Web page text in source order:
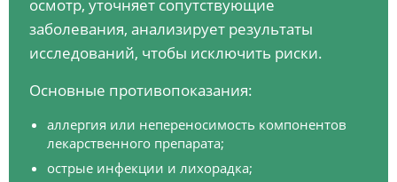
осмотр, уточняет сопутствующие
заболевания, анализирует результаты
исследований, чтобы исключить риски.
Основные противопоказания:
аллергия или непереносимость компонентов
лекарственного препарата;
острые инфекции и лихорадка;